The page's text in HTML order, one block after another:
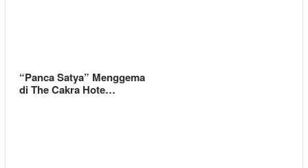
“Panca Satya” Menggema
di The Cakra Hote…